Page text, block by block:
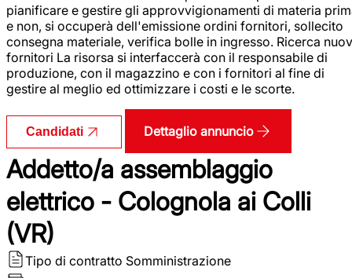
pianificare e gestire gli approvvigionamenti di materia
e non, si occuperà dell'emissione ordini fornitori, sollecito
consegna materiale, verifica bolle in ingresso. Ricerca
fornitori La risorsa si interfaccerà con il responsabile di
produzione, con il magazzino e con i fornitori al fine di
gestire al meglio ed ottimizzare i costi e le scorte.
Candidati Dettaglio annuncio
Addetto/a assemblaggio
elettrico - Colognola ai Colli
(VR)
Tipo di contratto Somministrazione